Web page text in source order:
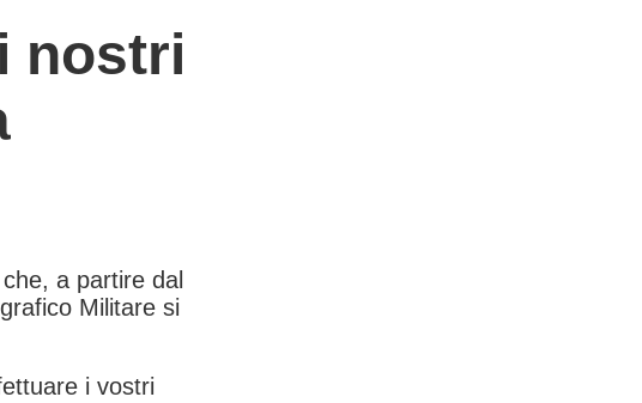
nostri
a partire dal
Militare si
i vostri